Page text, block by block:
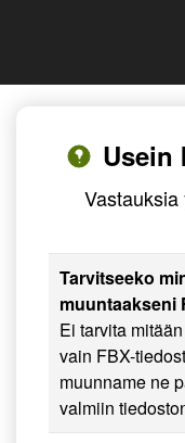
Usein
Tarvitseeko
muuntaakseni
Ei tarvita
vain FBX-
muunname ne
valmiin